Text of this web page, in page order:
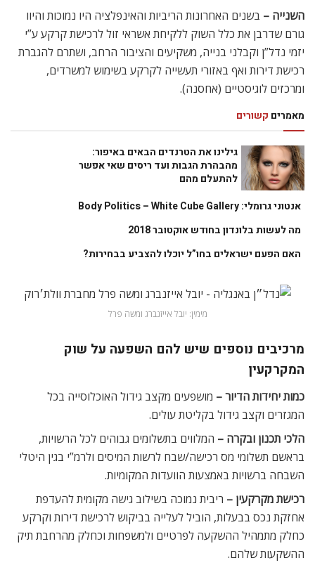
השנייה – בשנים האחרונות הריביות והאינפלציה היו נמוכות והיוו
גורם שדרבן את כלל השוק ללקיחת אשראי זול לרכישת קרקע ע”י
יזמי נדל”ן וקבלני בנייה, משקיעים והציבור הרחב, ושתרם להגברת
רכישת דירות ואף באזורי תעשייה לקרקע בשימוש למשרדים,
ומרכזים לוגיסטיים (אחסנה).
מאמרים קשורים
גילינו את הטרנדים הבאים באיפור:
מהבהרת הגבות ועד ריסים שאי אפשר
להתעלם מהם
אנטוני גרומלי: Body Politics – White Cube Gallery
מה לעשות בלונדון בחודש אוקטובר 2018
האם הפעם ישראלים בחו”ל יוכלו להצביע בבחירות?
מימין: יובל אייזנברג ומשה פרל
מרכיבים נוספים שיש להם השפעה על שוק
המקרקעין
כמות יחידות הדיור – מושפעים מקצב גידול האוכלוסייה בכל
המגזרים וקצב גידול בקליטת עולים.
הלכי תכנון ובקרה – המלווים בתשלומים גבוהים לכל הרשויות,
בראשם תשלומי מס רכישה/שבח לרשות המיסים ולרמ”י בגין היטלי
השבחה ברשויות באמצעות הוועדות המקומיות.
רכישת מקרקעין – ריבית נמוכה בשילוב גישה מקומית להעדפת
אחזקת נכס בבעלות, הוביל לעלייה בביקוש לרכישת דירות וקרקע
כחלק מתמהיל ההשקעה לפרטיים ולמשפחות וכחלק מהרחבת תיק
ההשקעות שלהם.